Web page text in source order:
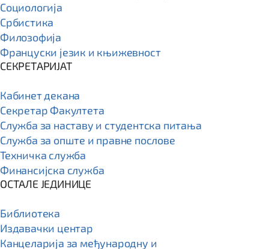
Социологија
Србистика
Филозофија
Француски језик и књижевност
СЕКРЕТАРИЈАТ
Кабинет декана
Секретар Факултета
Служба за наставу и студентска питања
Служба за опште и правне послове
Техничка служба
Финансијска служба
ОСТАЛЕ ЈЕДИНИЦЕ
Библиотека
Издавачки центар
Канцеларија за међународну и